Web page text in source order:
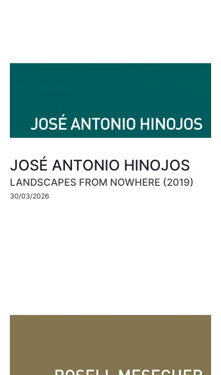
JOSÉ ANTONIO HINOJOS
LANDSCAPES FROM NOWHERE (2019)
30/03/2026